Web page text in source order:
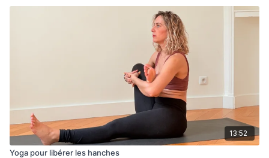
13:52
Yoga pour libérer les hanches